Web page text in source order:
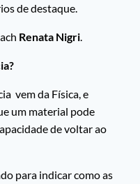
de destaque.
Renata Nigri
vem da Física, e
um material pode
de voltar ao
para indicar como as